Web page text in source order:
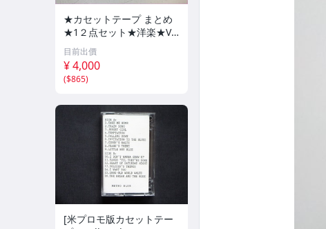
★カセットテープ まとめ
★1２点セット★洋楽★VA
★⑯★ロックンロール★L
OVE★ベスト★未視聴★カ
セットテープ★bzaif★CA
S0807-950★
目前出價
¥ 4,000
($865)
[米プロモ版カセットテー